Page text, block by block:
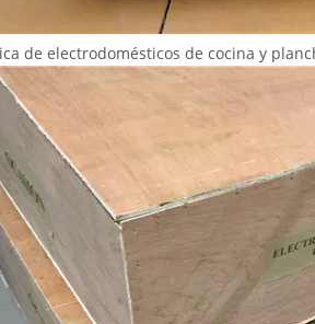
de electrodomésticos de cocina y